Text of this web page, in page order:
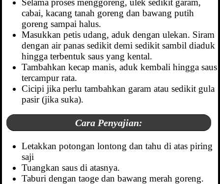
Selama proses menggoreng, ulek sedikit garam,
cabai, kacang tanah goreng dan bawang putih
goreng sampai halus.
Masukkan petis udang, aduk dengan ulekan. Siram
dengan air panas sedikit demi sedikit sambil diaduk
hingga terbentuk saus yang kental.
Tambahkan kecap manis, aduk kembali hingga saus
tercampur rata.
Cicipi jika perlu tambahkan garam atau sedikit gula
pasir (jika suka).
Cara Penyajian:
Letakkan potongan lontong dan tahu di atas piring
saji
Tuangkan saus di atasnya.
Taburi dengan taoge dan bawang merah goreng.